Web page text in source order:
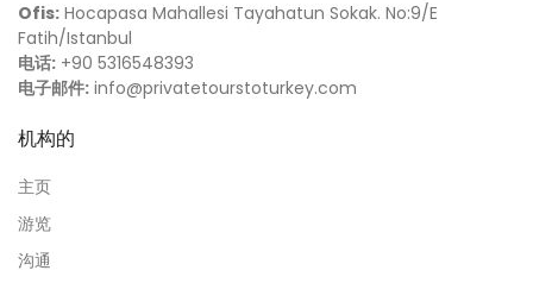
Ofis: Hocapasa Mahallesi Tayahatun Sokak. No:9/E
Fatih/Istanbul
电话: +90 5316548393
电子邮件: info@privatetourstoturkey.com
机构的
主页
游览
沟通